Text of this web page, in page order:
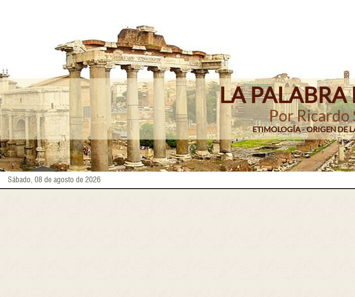
LA PALABRA
Por Ricardo
ETIMOLOGÍA - ORIGEN DE
Sábado, 08 de agosto de 2026